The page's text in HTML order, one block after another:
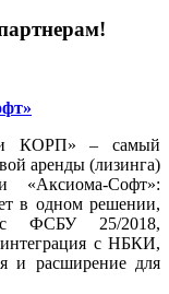
КОРП» – самый
аренды (лизинга)
Софт»:
в одном решении,
с ФСБУ 25/2018,
интеграция с НБКИ,
и расширение для